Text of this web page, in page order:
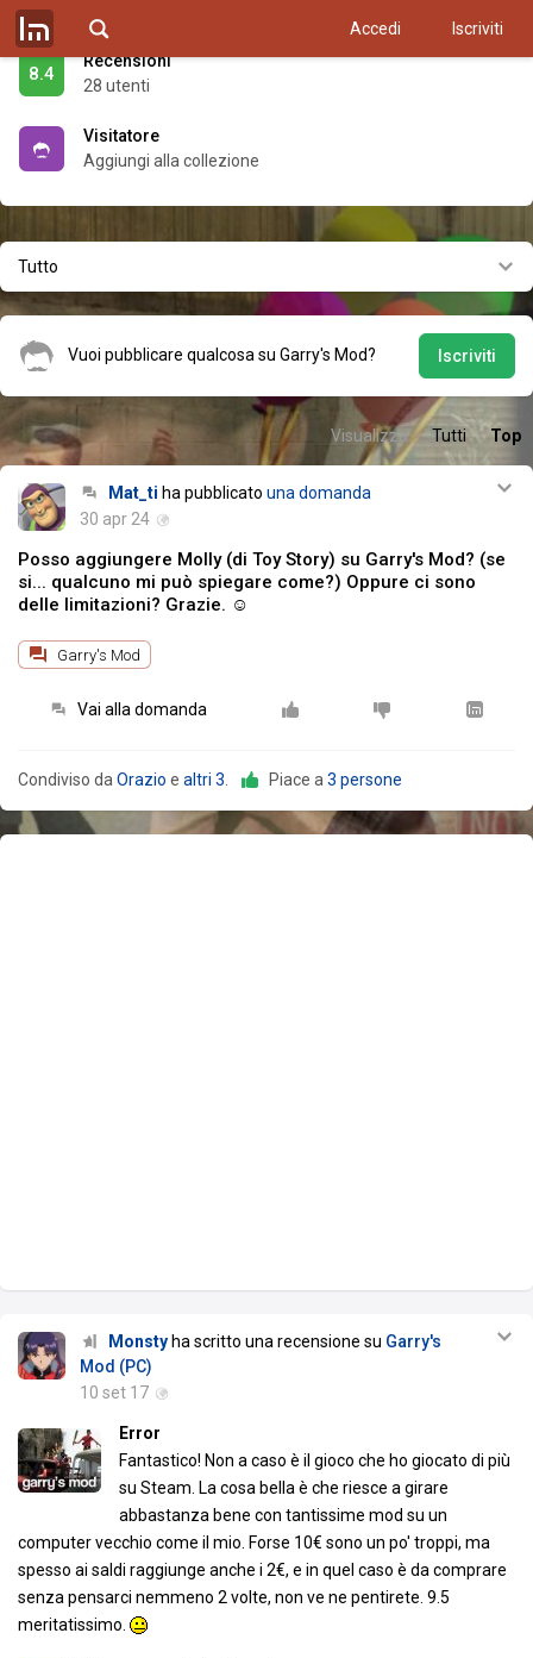
Accedi Iscriviti
8.4
Recensioni
28 utenti
Visitatore
Aggiungi alla collezione
Tutto
Vuoi pubblicare qualcosa su Garry's Mod? Iscriviti
Visualizza Tutti Top
Mat_ti ha pubblicato una domanda
30 apr 24
Posso aggiungere Molly (di Toy Story) su Garry's Mod? (se
si... qualcuno mi può spiegare come?) Oppure ci sono
delle limitazioni? Grazie. ☺️
Garry's Mod
Vai alla domanda
Condiviso da Orazio e altri 3 Piace a 3 persone
Monstyha scritto una recensione su Garry's
Mod (PC)
10 set 17
Error
Fantastico! Non a caso è il gioco che ho giocato di più
su Steam. La cosa bella è che riesce a girare
abbastanza bene con tantissime mod su un
computer vecchio come il mio. Forse 10€ sono un po' troppi, ma
spesso ai saldi raggiunge anche i 2€, e in quel caso è da comprare
senza pensarci nemmeno 2 volte, non ve ne pentirete. 9.5
meritatissimo.